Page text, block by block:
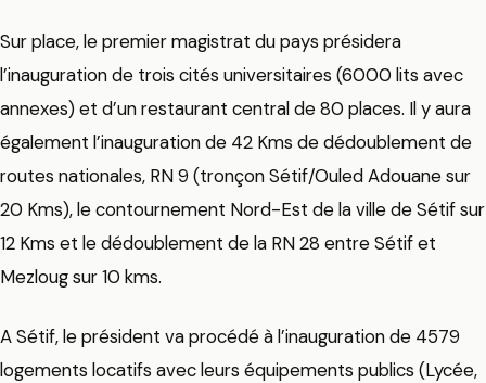
Sur place, le premier magistrat du pays présidera
l’inauguration de trois cités universitaires (6000 lits avec
annexes) et d’un restaurant central de 80 places. Il y aura
également l’inauguration de 42 Kms de dédoublement de
routes nationales, RN 9 (tronçon Sétif/Ouled Adouane sur
20 Kms), le contournement Nord-Est de la ville de Sétif sur
12 Kms et le dédoublement de la RN 28 entre Sétif et
Mezloug sur 10 kms.
A Sétif, le président va procédé à l’inauguration de 4579
logements locatifs avec leurs équipements publics (Lycée,